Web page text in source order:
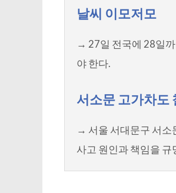
날씨 이모저모
→ 27일 전국에 28일
야 한다.
서소문 고가차도
→ 서울 서대문구 서소
사고 원인과 책임을 규